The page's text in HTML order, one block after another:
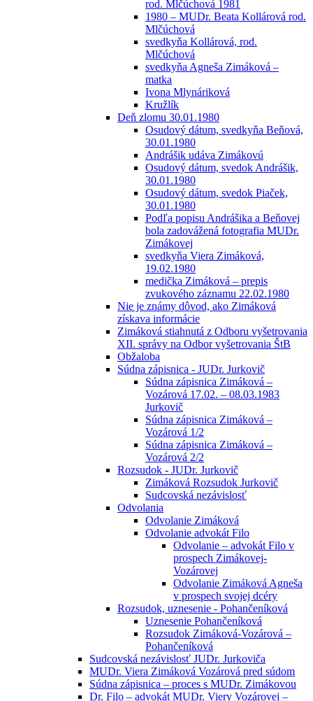
rod. Mlčúchová 1981
1980 – MUDr. Beata Kollárová rod.
Mlčúchová
svedkyňa Kollárová, rod.
Mlčúchová
svedkyňa Agneša Zimáková –
matka
Ivona Mlynáriková
Kružlík
Deň zlomu 30.01.1980
Osudový dátum, svedkyňa Beňová,
30.01.1980
Andrášik udáva Zimákovú
Osudový dátum, svedok Andrášik,
30.01.1980
Osudový dátum, svedok Piaček,
30.01.1980
Podľa popisu Andrášika a Beňovej
bola zadovážená fotografia MUDr.
Zimákovej
svedkyňa Viera Zimáková,
19.02.1980
medička Zimáková – prepis
zvukového záznamu 22.02.1980
Nie je známy dôvod, ako Zimáková
získava informácie
Zimáková stiahnutá z Odboru vyšetrovania
XII. správy na Odbor vyšetrovania ŠtB
Obžaloba
Súdna zápisnica - JUDr. Jurkovič
Súdna zápisnica Zimáková –
Vozárová 17.02. – 08.03.1983
Jurkovič
Súdna zápisnica Zimáková –
Vozárová 1/2
Súdna zápisnica Zimáková –
Vozárová 2/2
Rozsudok - JUDr. Jurkovič
Zimáková Rozsudok Jurkovič
Sudcovská nezávislosť
Odvolania
Odvolanie Zimáková
Odvolanie advokát Filo
Odvolanie – advokát Filo v
prospech Zimákovej-
Vozárovej
Odvolanie Zimáková Agneša
v prospech svojej dcéry
Rozsudok, uznesenie - Pohančeníková
Uznesenie Pohančeníková
Rozsudok Zimáková-Vozárová –
Pohančeníková
Sudcovská nezávislosť JUDr. Jurkoviča
MUDr. Viera Zimáková Vozárová pred súdom
Súdna zápisnica – proces s MUDr. Zimákovou
Dr. Filo – advokát MUDr. Viery Vozárovej –